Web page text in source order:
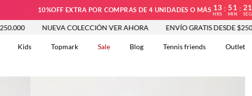
10%OFF EXTRA POR COMPRAS DE 4 UNIDADES O MÁS 13
HRS
: 51
MIN
: 20
SEG
NUEVA COLECCIÓN VER AHORA ENVÍO GRATIS DESDE $250.000
Kids Topmark Sale Blog Tennis friends Outlet